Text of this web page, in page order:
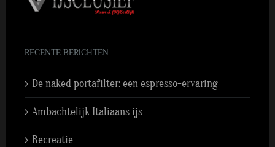
RECENTE BERICHTEN
De naked portafilter: een espresso-ervaring
Ambachtelijk Italiaans ijs
Recreatie